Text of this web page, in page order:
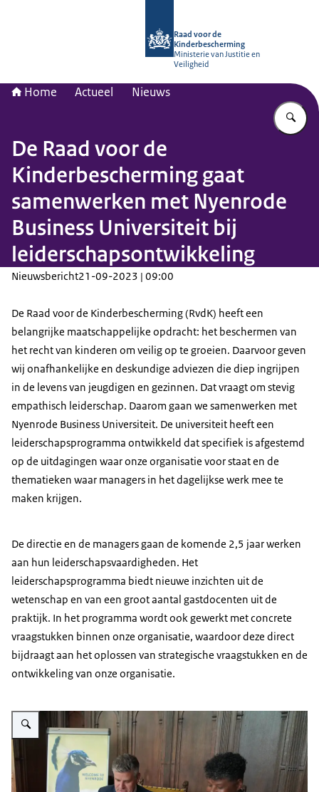
Raad voor de
Kinderbescherming
Ministerie van Justitie en
Veiligheid
Home Actueel Nieuws
De Raad voor de
Kinderbescherming gaat
samenwerken met Nyenrode
Business Universiteit bij
leiderschapsontwikkeling
Nieuwsbericht21-09-2023 | 09:00
De Raad voor de Kinderbescherming (RvdK) heeft een
belangrijke maatschappelijke opdracht: het beschermen van
het recht van kinderen om veilig op te groeien. Daarvoor geven
wij onafhankelijke en deskundige adviezen die diep ingrijpen
in de levens van jeugdigen en gezinnen. Dat vraagt om stevig
empathisch leiderschap. Daarom gaan we samenwerken met
Nyenrode Business Universiteit. De universiteit heeft een
leiderschapsprogramma ontwikkeld dat specifiek is afgestemd
op de uitdagingen waar onze organisatie voor staat en de
thematieken waar managers in het dagelijkse werk mee te
maken krijgen.
De directie en de managers gaan de komende 2,5 jaar werken
aan hun leiderschapsvaardigheden. Het
leiderschapsprogramma biedt nieuwe inzichten uit de
wetenschap en van een groot aantal gastdocenten uit de
praktijk. In het programma wordt ook gewerkt met concrete
vraagstukken binnen onze organisatie, waardoor deze direct
bijdraagt aan het oplossen van strategische vraagstukken en de
ontwikkeling van onze organisatie.
Vergroot afbeelding Iwan Bean contract Nyenrode